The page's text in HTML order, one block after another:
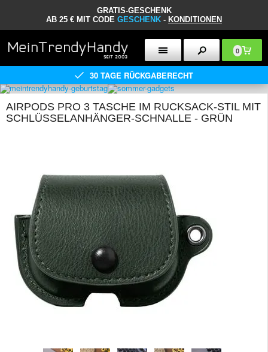
GRATIS-GESCHENK
AB 25 € MIT CODE GESCHENK - KONDITIONEN
0
30 TAGE RÜCKGABERECHT
AIRPODS PRO 3 TASCHE IM RUCKSACK-STIL MIT
SCHLÜSSELANHÄNGER-SCHNALLE - GRÜN